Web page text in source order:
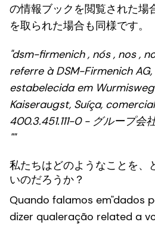
の情報ブックを閲覧された場
を取られた場合も同様です。
"dsm-firmenich , nós , nos ,
referre à DSM-Firmenich
estabelecida em
Kaiseraugst, Suíça,
400.3.451.111-0 - グループ会
""
私たちはどのようなことを、
いのだろうか？
Quando falamos em"dados
dizer qualeração related a